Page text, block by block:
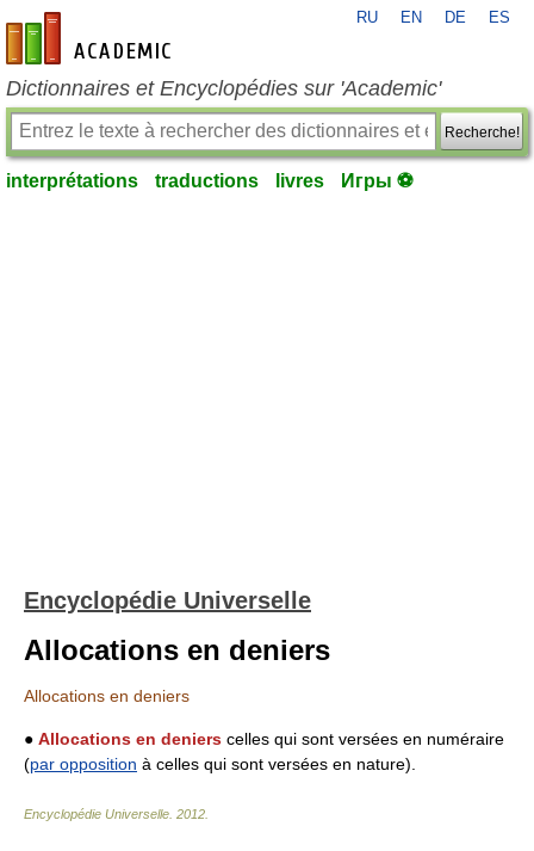
fr-academic.com
RU EN DE ES
Dictionnaires et Encyclopédies sur 'Academic'
Recherche!
interprétations traductions livres Игры ⚽
Encyclopédie Universelle
Allocations en deniers
Allocations en deniers
● Allocations en deniers celles qui sont versées en numéraire
(par opposition à celles qui sont versées en nature).
Encyclopédie Universelle 2012